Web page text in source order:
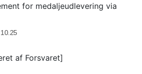
for medaljeudlevering via
af Forsvaret]